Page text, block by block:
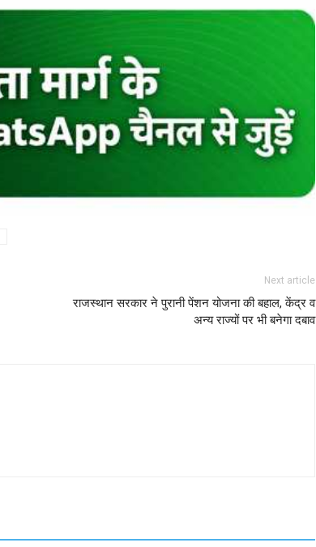
Next article
राजस्थान सरकार ने पुरानी पेंशन योजना की बहाल, केंद्र व
अन्य राज्यों पर भी बनेगा दबाव